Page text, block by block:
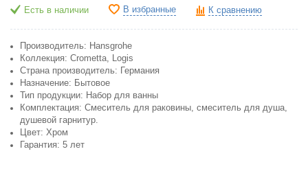
Есть в наличии В избранные К сравнению
Производитель: Hansgrohe
Коллекция: Crometta, Logis
Cтрана производитель: Германия
Назначение: Бытовое
Тип продукции: Набор для ванны
Комплектация: Смеситель для раковины, смеситель для душа,
душевой гарнитур.
Цвет: Хром
Гарантия: 5 лет